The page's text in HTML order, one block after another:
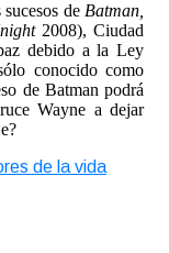
de Batman,
2008), Ciudad
debido a la Ley
conocido como
de Batman podrá
Wayne a dejar
de la vida